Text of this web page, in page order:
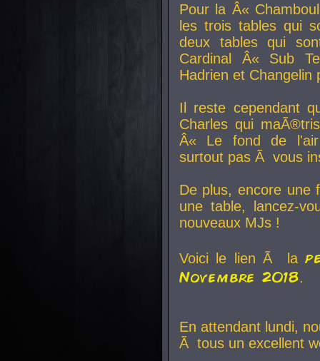
Pour la Â«
les trois tables qui
deux tables qui
Cardinal
Â« Sub
Hadrien et Changelin
Il reste cependant
Charles qui
Â« Le fond de
surtout pas Ã vous
De plus, encore une
une table, lancez-
nouveaux MJs !
Voici le lien Ã la
Novembre 2018.
En attendant lundi,
Ã tous un excellent